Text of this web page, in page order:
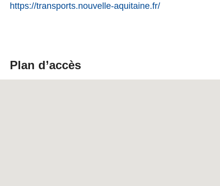
https://transports.nouvelle-aquitaine.fr/
Plan d’accès